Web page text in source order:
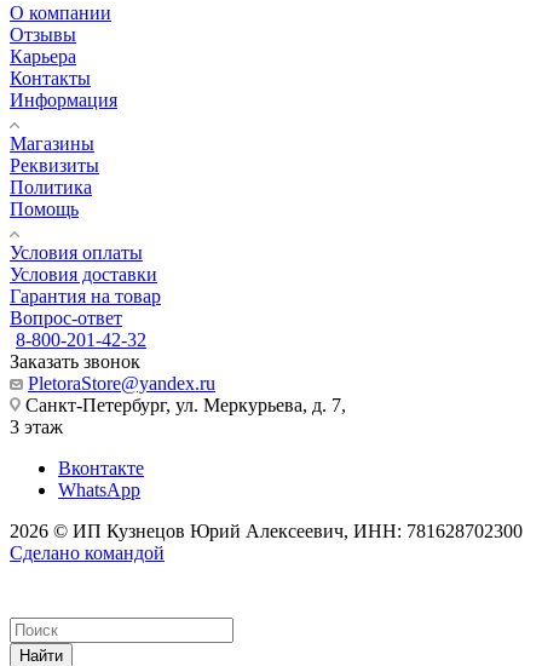
О компании
Отзывы
Карьера
Контакты
Информация
Магазины
Реквизиты
Политика
Помощь
Условия оплаты
Условия доставки
Гарантия на товар
Вопрос-ответ
8-800-201-42-32
Заказать звонок
PletoraStore@yandex.ru
Санкт-Петербург, ул. Меркурьева, д. 7,
3 этаж
Вконтакте
WhatsApp
2026 © ИП Кузнецов Юрий Алексеевич, ИНН: 781628702300
Сделано командой
Найти